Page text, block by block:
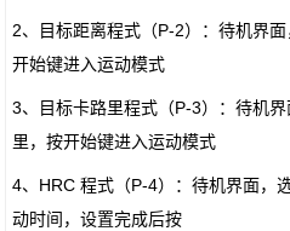
2、目标距离程式（P-2）：待机界
开始键进入运动模式
3、目标卡路里程式（P-3）：待机
里，按开始键进入运动模式
4、HRC 程式（P-4）：待机界面，
动时间，设置完成后按